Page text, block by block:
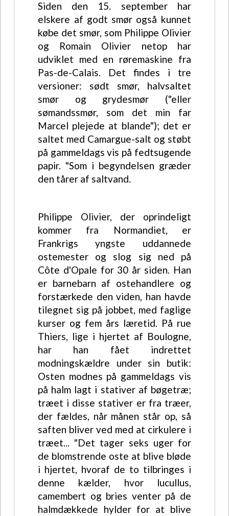
Siden den 15. september har
elskere af godt smør også kunnet
købe det smør, som Philippe Olivier
og Romain Olivier netop har
udviklet med en røremaskine fra
Pas-de-Calais. Det findes i tre
versioner: sødt smør, halvsaltet
smør og grydesmør ("eller
sømandssmør, som det min far
Marcel plejede at blande"); det er
saltet med Camargue-salt og støbt
på gammeldags vis på fedtsugende
papir. "Som i begyndelsen græder
den tårer af saltvand.
Philippe Olivier, der oprindeligt
kommer fra Normandiet, er
Frankrigs yngste uddannede
ostemester og slog sig ned på
Côte d'Opale for 30 år siden. Han
er barnebarn af ostehandlere og
forstærkede den viden, han havde
tilegnet sig på jobbet, med faglige
kurser og fem års læretid. På rue
Thiers, lige i hjertet af Boulogne,
har han fået indrettet
modningskældre under sin butik:
Osten modnes på gammeldags vis
på halm lagt i stativer af bøgetræ;
træet i disse stativer er fra træer,
der fældes, når månen står op, så
saften bliver ved med at cirkulere i
træet... "Det tager seks uger for
de blomstrende oste at blive bløde
i hjertet, hvoraf de to tilbringes i
denne kælder, hvor lucullus,
camembert og bries venter på de
halmdækkede hylder for at blive